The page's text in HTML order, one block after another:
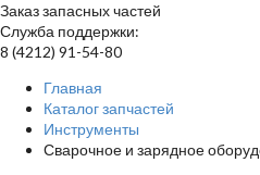
Заказ запасных частей
Служба поддержки:
8 (4212) 91-54-80
Главная
Каталог запчастей
Инструменты
Сварочное и зарядное